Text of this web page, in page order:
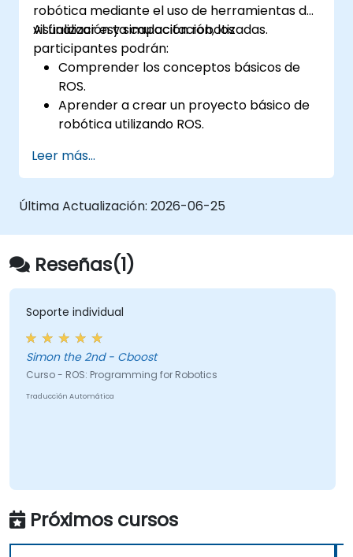
Python. Capacita a los profesionales para
construir sistemas inteligentes de análisis
textual para la clasificación automática de
contenidos y búsqueda.
robótica mediante el uso de herramientas de
visualización y simulación robotizadas.
Al finalizar esta capacitación, los
participantes podrán:
Comprender los conceptos básicos de
ROS.
Aprender a crear un proyecto básico de
robótica utilizando ROS.
para robótica, incluidas las de simulación
y visualización.
Leer más...
Última Actualización: 2026-06-25
Reseñas(1)
Soporte individual
Simon the 2nd - Cboost
Curso - ROS: Programming for Robotics
Traducción Automática
Próximos cursos